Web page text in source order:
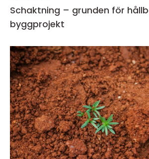
Schaktning – grunden för
byggprojekt